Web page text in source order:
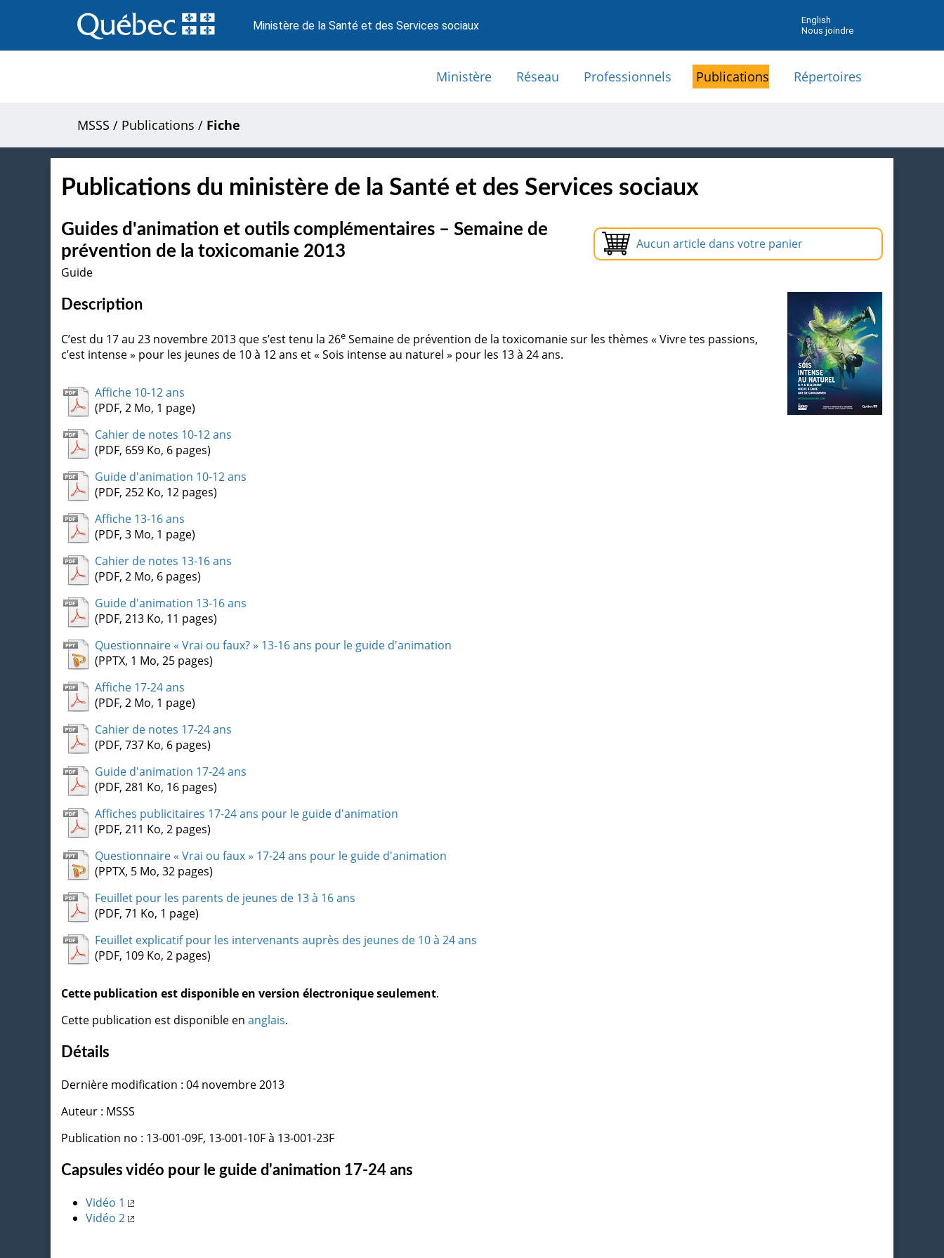
au
contenu
Ministère de la Santé et des Services sociaux
English
Nous joindre
Ministère Réseau Professionnels Publications Répertoires
MSSS / Publications / Fiche
Publications du ministère de la Santé et des Services sociaux
Aucun article dans votre panier
Guides d'animation et outils complémentaires – Semaine de
prévention de la toxicomanie 2013
Guide
Description
C’est du 17 au 23 novembre 2013 que s’est tenu la 26e Semaine de prévention de la toxicomanie sur les thèmes « Vivre tes passions,
c’est intense » pour les jeunes de 10 à 12 ans et « Sois intense au naturel » pour les 13 à 24 ans.
Affiche 10-12 ans
(PDF, 2 Mo, 1 page)
Cahier de notes 10-12 ans
(PDF, 659 Ko, 6 pages)
Guide d'animation 10-12 ans
(PDF, 252 Ko, 12 pages)
Affiche 13-16 ans
(PDF, 3 Mo, 1 page)
Cahier de notes 13-16 ans
(PDF, 2 Mo, 6 pages)
Guide d'animation 13-16 ans
(PDF, 213 Ko, 11 pages)
Questionnaire « Vrai ou faux? » 13-16 ans pour le guide d'animation
(PPTX, 1 Mo, 25 pages)
Affiche 17-24 ans
(PDF, 2 Mo, 1 page)
Cahier de notes 17-24 ans
(PDF, 737 Ko, 6 pages)
Guide d'animation 17-24 ans
(PDF, 281 Ko, 16 pages)
Affiches publicitaires 17-24 ans pour le guide d'animation
(PDF, 211 Ko, 2 pages)
Questionnaire « Vrai ou faux » 17-24 ans pour le guide d'animation
(PPTX, 5 Mo, 32 pages)
Feuillet pour les parents de jeunes de 13 à 16 ans
(PDF, 71 Ko, 1 page)
Feuillet explicatif pour les intervenants auprès des jeunes de 10 à 24 ans
(PDF, 109 Ko, 2 pages)
Cette publication est disponible en version électronique seulement.
Cette publication est disponible en anglais.
Détails
Dernière modification : 04 novembre 2013
Auteur : MSSS
Publication no : 13-001-09F, 13-001-10F à 13-001-23F
Capsules vidéo pour le guide d'animation 17-24 ans
Vidéo 1
Vidéo 2